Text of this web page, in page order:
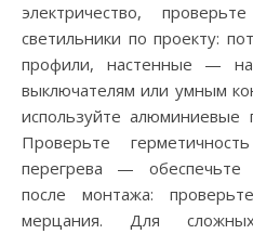
электричество,
светильники по проекту:
профили, настенные —
выключателям или умным
используйте алюминиевые
Проверьте
перегрева — обеспечьте
после монтажа:
мерцания. Для